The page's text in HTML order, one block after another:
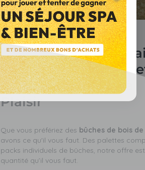
Notre service de
de granulés de bois
bois de chauffage à
Plaisir
Que vous préfériez des bûches de bois
avons ce qu'il vous faut. Des palettes
packs individuels de bûches, notre offre
quantité qu’il vous faut.